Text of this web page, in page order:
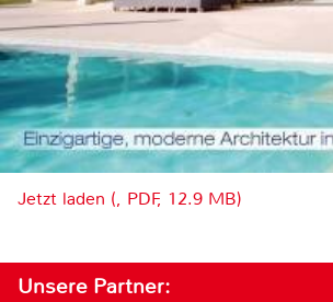
Jetzt laden (, PDF, 12.9 MB)
Unsere Partner: